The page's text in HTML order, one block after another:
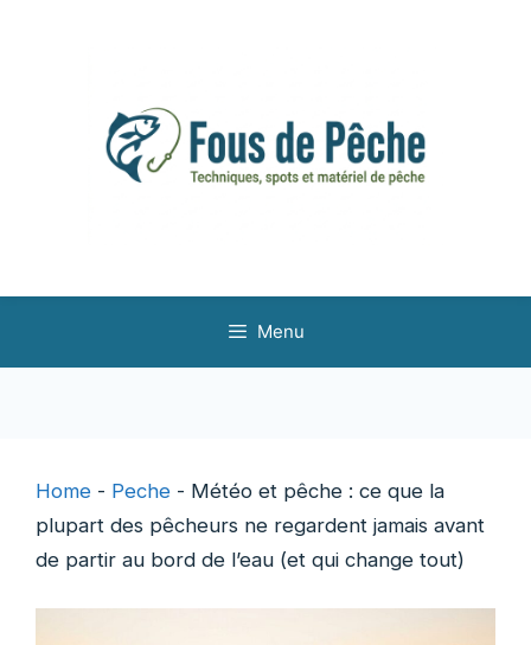
Menu
Home - Peche - Météo et pêche : ce que la
plupart des pêcheurs ne regardent jamais avant
de partir au bord de l’eau (et qui change tout)